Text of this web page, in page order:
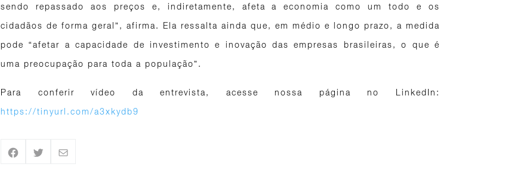
sendo repassado aos preços e, indiretamente, afeta a economia como um todo e os
cidadãos de forma geral”, afirma. Ela ressalta ainda que, em médio e longo prazo, a medida
pode “afetar a capacidade de investimento e inovação das empresas brasileiras, o que é
uma preocupação para toda a população”.
Para conferir vídeo da entrevista, acesse nossa página no LinkedIn:
https://tinyurl.com/a3xkydb9